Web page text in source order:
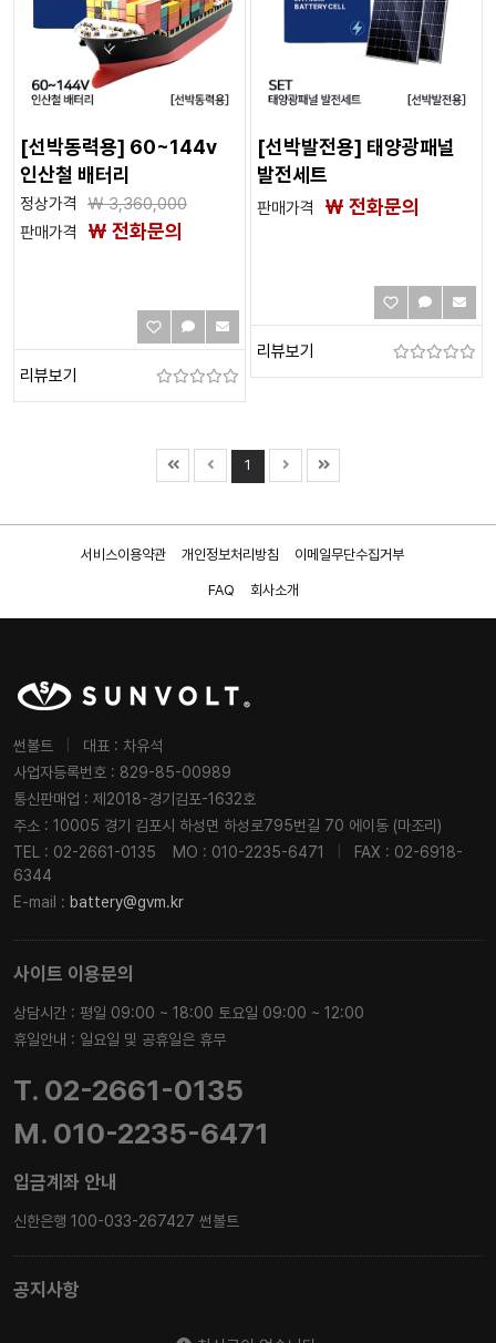
[선박동력용] 60~144v
인산철 배터리
정상가격 ₩3,360,000
판매가격
₩ 전화문의
리뷰보기
[선박발전용] 태양광패널
발전세트
판매가격 ₩ 전화문의
리뷰보기
1
서비스이용약관 개인정보처리방침 이메일무단수집거부
FAQ 회사소개
썬볼트
대표 : 차유석
사업자등록번호 : 829-85-00989
통신판매업 : 제2018-경기김포-1632호
주소 : 10005 경기 김포시 하성면 하성로795번길 70 에이동 (마조리)
TEL : 02-2661-0135
MO : 010-2235-6471
FAX : 02-6918-
6344
E-mail : battery@gvm.kr
사이트 이용문의
상담시간 : 평일 09:00 ~ 18:00 토요일 09:00 ~ 12:00
휴일안내 : 일요일 및 공휴일은 휴무
T. 02-2661-0135
M. 010-2235-6471
입금계좌 안내
신한은행 100-033-267427 썬볼트
공지사항